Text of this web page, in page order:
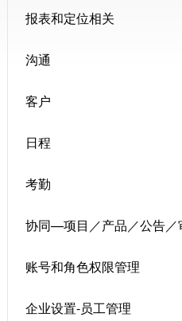
报表和定位相关
沟通
客户
日程
考勤
协同—项目／产品／公告／
账号和角色权限管理
企业设置-员工管理